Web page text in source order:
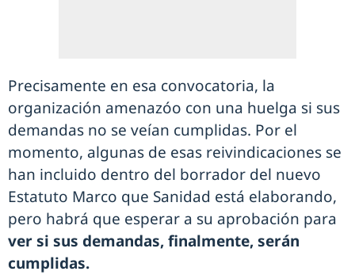
Precisamente en esa convocatoria, la
organización amenazóo con una huelga si sus
demandas no se veían cumplidas. Por el
momento, algunas de esas reivindicaciones se
han incluido dentro del borrador del nuevo
Estatuto Marco que Sanidad está elaborando,
pero habrá que esperar a su aprobación para
ver si sus demandas, finalmente, serán
cumplidas.